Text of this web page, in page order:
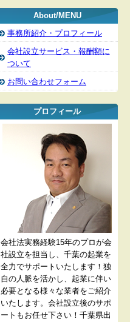
About/MENU
事務所紹介・プロフィール
会社設立サービス・報酬額に
ついて
お問い合わせフォーム
プロフィール
会社法実務経験15年のプロが会
社設立を担当し、千葉の起業を
全力でサポートいたします！独
自の人脈を活かし、起業に伴い
必要となる様々な業者をご紹介
いたします。会社設立後のサポ
ートもお任せ下さい！千葉県出